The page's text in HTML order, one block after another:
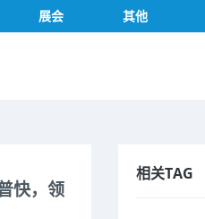
展会 其他
快，领
相关TAG